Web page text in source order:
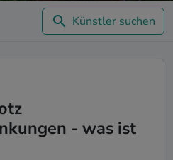
Künstler suchen
- was ist